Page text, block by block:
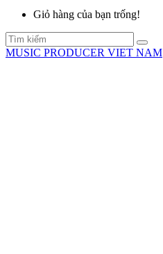
Giỏ hàng của bạn trống!
MUSIC PRODUCER VIET NAM